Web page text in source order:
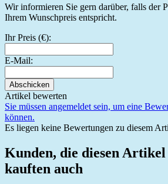
Wir informieren Sie gern darüber, falls der
Ihrem Wunschpreis entspricht.
Ihr Preis (€):
E-Mail:
Abschicken
Artikel bewerten
Sie müssen angemeldet sein, um eine
können.
Es liegen keine Bewertungen zu diesem
Kunden, die diesen
kauften auch